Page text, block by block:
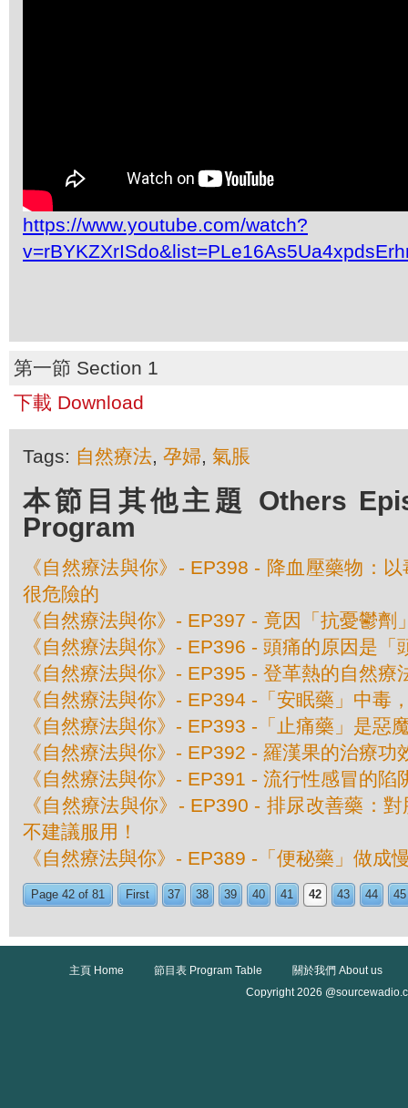
https://www.youtube.com/watch?
第一節 Section 1
下載 Download
Tags: 自然療法, 孕婦, 氣脹
本節目其他主題 Others
Program
《自然療法與你》- EP398 - 降血壓藥物：
很危險的
《自然療法與你》- EP397 - 竟因「抗憂鬱劑
《自然療法與你》- EP396 - 頭痛的原因是「
《自然療法與你》- EP395 - 登革熱的自然療
《自然療法與你》- EP394 -「安眠藥」中毒
《自然療法與你》- EP393 -「止痛藥」是惡
《自然療法與你》- EP392 - 羅漢果的治療功
《自然療法與你》- EP391 - 流行性感冒的陷
《自然療法與你》- EP390 - 排尿改善藥：
不建議服用！
《自然療法與你》- EP389 -「便秘藥」做成
Page 42 of 81 First 37 38 39 40 41 42 43 44 45
主頁 Home 節目表 Program Table
關於我們 About us
Copyright 2026